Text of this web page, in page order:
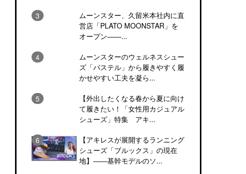
ムーンスター、久留米本社内に直
営店「PLATO MOONSTAR」を
オープン――...
ムーンスターのウェルネスシュー
ズ「パステル」から履きやすく履
かせやすい工夫を凝ら...
【外出したくなる春から夏に向け
て履きたい！「女性用カジュアル
シューズ」特集 アキ...
【アキレスが展開するランニング
シューズ「ブルックス」の現在
地】――基幹モデルのソ...